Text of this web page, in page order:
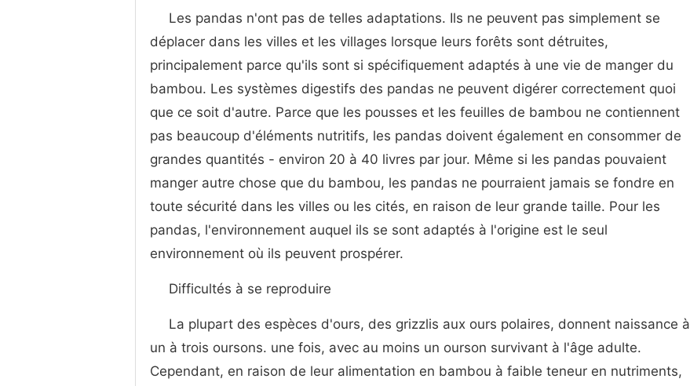
Les pandas n'ont pas de telles adaptations. Ils ne peuvent pas simplement se
déplacer dans les villes et les villages lorsque leurs forêts sont détruites,
principalement parce qu'ils sont si spécifiquement adaptés à une vie de manger du
bambou. Les systèmes digestifs des pandas ne peuvent digérer correctement quoi
que ce soit d'autre. Parce que les pousses et les feuilles de bambou ne contiennent
pas beaucoup d'éléments nutritifs, les pandas doivent également en consommer de
grandes quantités - environ 20 à 40 livres par jour. Même si les pandas pouvaient
manger autre chose que du bambou, les pandas ne pourraient jamais se fondre en
toute sécurité dans les villes ou les cités, en raison de leur grande taille. Pour les
pandas, l'environnement auquel ils se sont adaptés à l'origine est le seul
environnement où ils peuvent prospérer.
Difficultés à se reproduire
La plupart des espèces d'ours, des grizzlis aux ours polaires, donnent naissance à
un à trois oursons. une fois, avec au moins un ourson survivant à l'âge adulte.
Cependant, en raison de leur alimentation en bambou à faible teneur en nutriments,